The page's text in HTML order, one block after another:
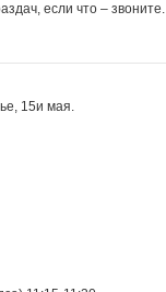
если что – звоните.
15и мая.